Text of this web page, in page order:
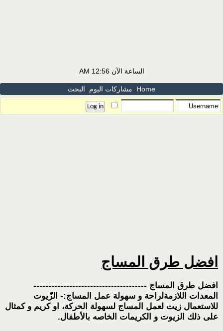
الساعة الآن12:56 AM
Home مشاركات اليوم البحث
افضل طرق المساج
افضل طرق المساج --------------------------------------
المعدات اللازمةلراحة و سهولة عمل المساج:- الزّيوت
للاستعمال زيت لعمل المساج لسهولة الحركة، او كريم و كمثال
على ذلك الزيوت و الكريمات الخاصه بالأطفال.